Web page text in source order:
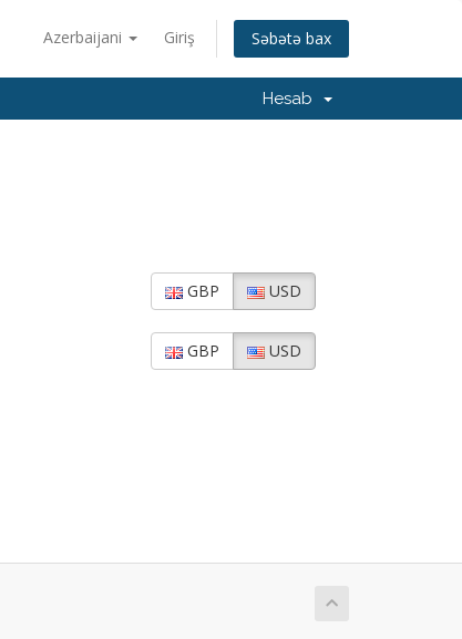
Azerbaijani Giriş Səbətə bax
Hesab
GBP USD
GBP USD